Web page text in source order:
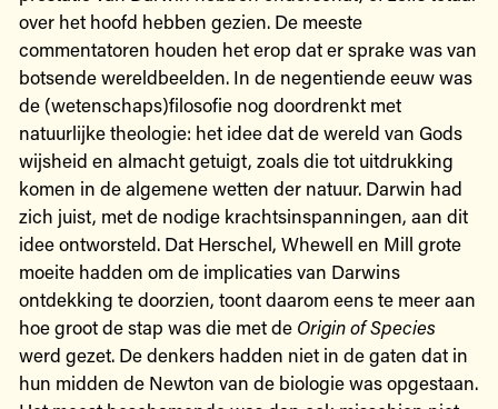
over het hoofd hebben gezien. De meeste
commentatoren houden het erop dat er sprake was van
botsende wereldbeelden. In de negentiende eeuw was
de (wetenschaps)filosofie nog doordrenkt met
natuurlijke theologie: het idee dat de wereld van Gods
wijsheid en almacht getuigt, zoals die tot uitdrukking
komen in de algemene wetten der natuur. Darwin had
zich juist, met de nodige krachtsinspanningen, aan dit
idee ontworsteld. Dat Herschel, Whewell en Mill grote
moeite hadden om de implicaties van Darwins
ontdekking te doorzien, toont daarom eens te meer aan
hoe groot de stap was die met de Origin of Species
werd gezet. De denkers hadden niet in de gaten dat in
hun midden de Newton van de biologie was opgestaan.